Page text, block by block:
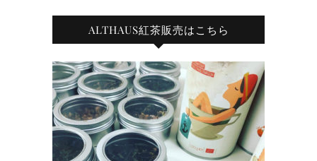
ALTHAUS紅茶販売はこちら